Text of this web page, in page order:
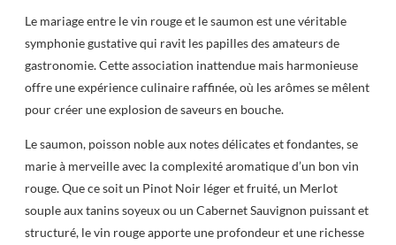
Le mariage entre le vin rouge et le saumon est une véritable
symphonie gustative qui ravit les papilles des amateurs de
gastronomie. Cette association inattendue mais harmonieuse
offre une expérience culinaire raffinée, où les arômes se mêlent
pour créer une explosion de saveurs en bouche.
Le saumon, poisson noble aux notes délicates et fondantes, se
marie à merveille avec la complexité aromatique d’un bon vin
rouge. Que ce soit un Pinot Noir léger et fruité, un Merlot
souple aux tanins soyeux ou un Cabernet Sauvignon puissant et
structuré, le vin rouge apporte une profondeur et une richesse